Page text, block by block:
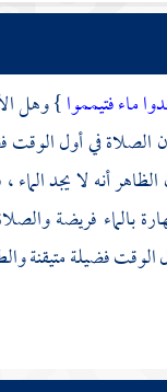
ماء فتيمموا} وهل
في أول الوقت
أنه لا يجد
بالماء فريضة
فضيلة متيقنة